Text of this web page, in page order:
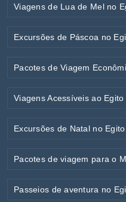
Viagens de Lua de Mel no
Excursões de Páscoa no
Pacotes de Viagem
Viagens Acessíveis ao Egito
Excursões de Natal no Egito
Pacotes de viagem para o
Passeios de aventura no